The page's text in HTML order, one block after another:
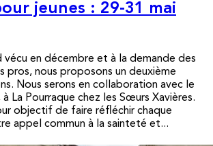
jeunes : 29-31 mai
vécu en décembre et à la demande des
pros, nous proposons un deuxième
Nous serons en collaboration avec le
La Pourraque chez les Sœurs Xavières.
objectif de faire réfléchir chaque
appel commun à la sainteté et...